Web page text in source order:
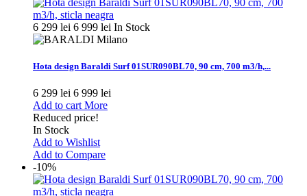
6 299 lei 6 999 lei In Stock
Hota design Baraldi Surf 01SUR090BL70, 90 cm, 700 m3/h,...
6 299 lei 6 999 lei
Add to cart More
Reduced price!
In Stock
Add to Wishlist
Add to Compare
-10%